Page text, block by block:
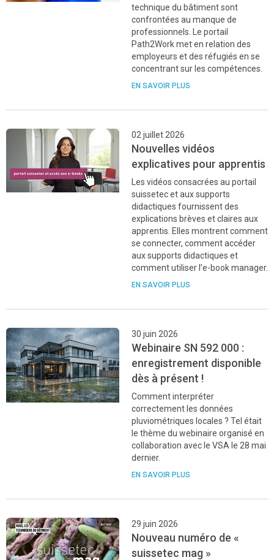
technique du bâtiment sont
confrontées au manque de
professionnels. Le portail
Path2Work met en relation des
employeurs et des réfugiés en se
concentrant sur les compétences.
EN SAVOIR PLUS
02 juillet 2026
Nouvelles vidéos
explicatives pour apprentis
Les vidéos consacrées au portail
suissetec et aux supports
didactiques fournissent des
explications brèves et claires aux
apprentis. Elles montrent comment
se connecter, comment accéder
aux supports didactiques et
comment utiliser l’e-book manager.
EN SAVOIR PLUS
30 juin 2026
Webinaire SN 592 000 :
enregistrement disponible
dès à présent !
Comment interpréter
correctement les données
pluviométriques locales ? Tel était
le thème du webinaire organisé en
collaboration avec le VSA le 28 mai
dernier.
EN SAVOIR PLUS
29 juin 2026
Nouveau numéro de «
suissetec mag »